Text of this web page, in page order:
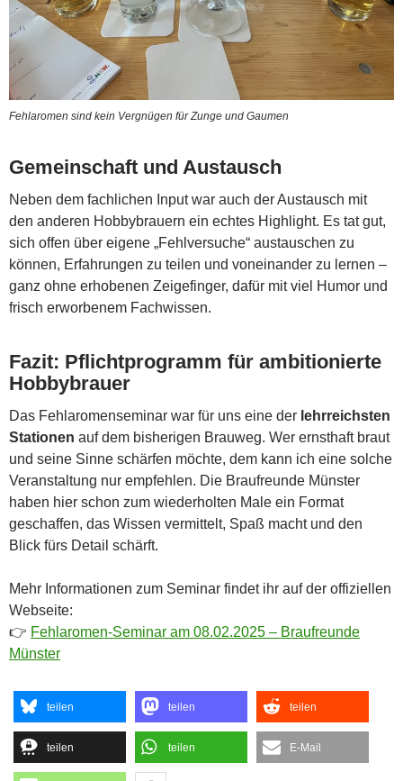
Fehlaromen sind kein Vergnügen für Zunge und Gaumen
Gemeinschaft und Austausch
Neben dem fachlichen Input war auch der Austausch mit
den anderen Hobbybrauern ein echtes Highlight. Es tat gut,
sich offen über eigene „Fehlversuche“ austauschen zu
können, Erfahrungen zu teilen und voneinander zu lernen –
ganz ohne erhobenen Zeigefinger, dafür mit viel Humor und
frisch erworbenem Fachwissen.
Fazit: Pflichtprogramm für ambitionierte
Hobbybrauer
Das Fehlaromenseminar war für uns eine der lehrreichsten
Stationen auf dem bisherigen Brauweg. Wer ernsthaft braut
und seine Sinne schärfen möchte, dem kann ich eine solche
Veranstaltung nur empfehlen. Die Braufreunde Münster
haben hier schon zum wiederholten Male ein Format
geschaffen, das Wissen vermittelt, Spaß macht und den
Blick fürs Detail schärft.
Mehr Informationen zum Seminar findet ihr auf der offiziellen
Webseite:
👉 Fehlaromen-Seminar am 08.02.2025 – Braufreunde
Münster
teilen teilen teilen
teilen teilen E-Mail